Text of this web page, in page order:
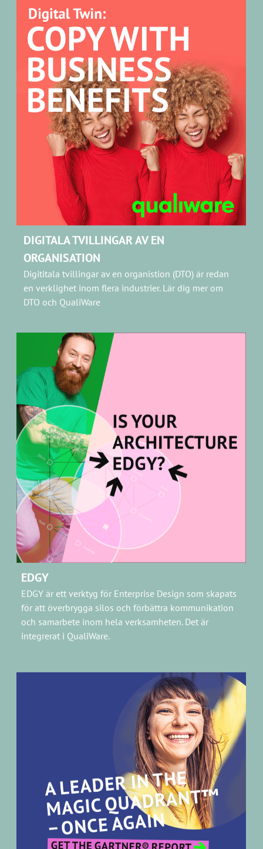
DIGITALA TVILLINGAR AV EN
ORGANISATION
Digititala tvillingar av en organistion (DTO) är redan
en verklighet inom flera industrier.Lär dig mer om
DTO och QualiWare
EDGY
EDGY är ett verktyg för Enterprise Design som skapats
för att överbrygga silos och förbättra kommunikation
och samarbete inom hela verksamheten. Det är
integrerat i QualiWare.
GARTNER-RAPPORTER